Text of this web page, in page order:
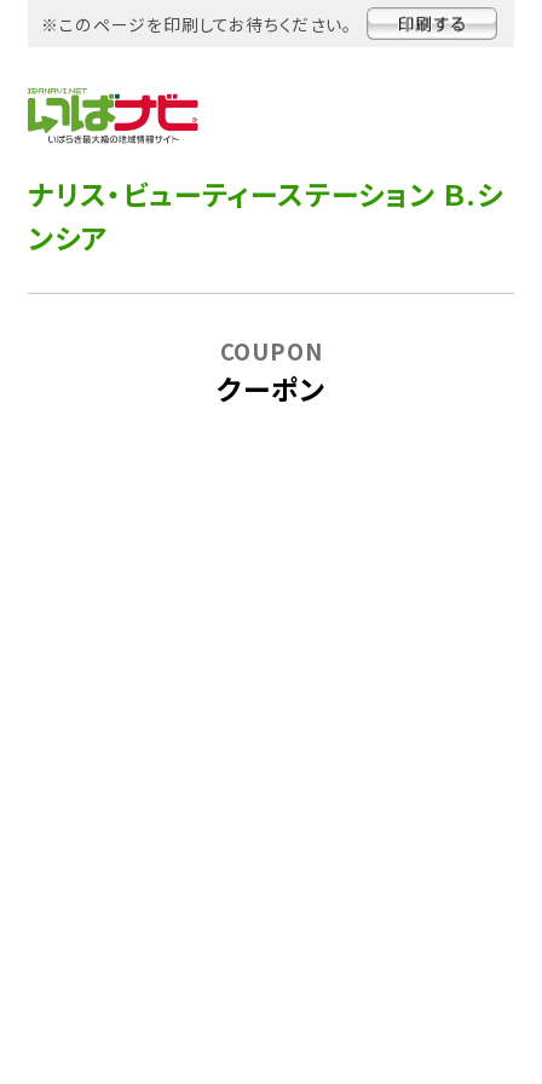
※このページを印刷してお待ちください。
ナリス・ビューティーステーション Ｂ.シ
ンシア
クーポン
COUPON